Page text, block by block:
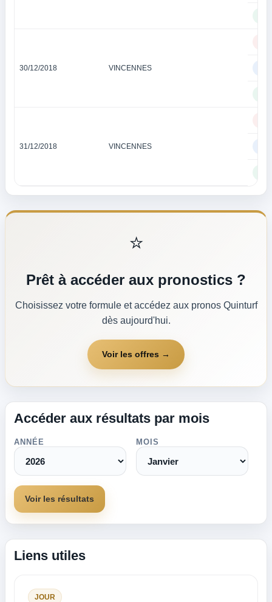
30/12/2018 VINCENNES
31/12/2018 VINCENNES
⭐
Prêt à accéder aux pronostics ?
Choisissez votre formule et accédez aux pronos Quinturf
dès aujourd'hui.
Voir les offres →
Accéder aux résultats par mois
ANNÉE MOIS
Voir les résultats
Liens utiles
JOUR